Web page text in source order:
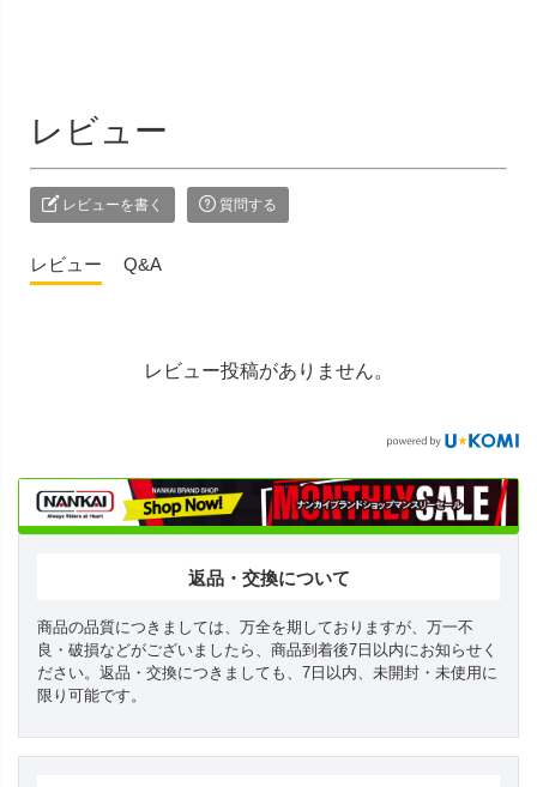
レビュー
レビューを書く 質問する
レビュー Q&A
レビュー投稿がありません。
返品・交換について
商品の品質につきましては、万全を期しておりますが、万一不
良・破損などがございましたら、商品到着後7日以内にお知らせく
ださい。返品・交換につきましても、7日以内、未開封・未使用に
限り可能です。